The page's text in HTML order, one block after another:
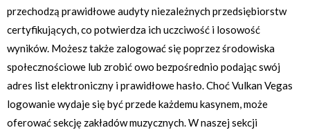
przechodzą prawidłowe audyty niezależnych przedsiębiorstw
certyfikujących, co potwierdza ich uczciwość i losowość
wyników. Możesz także zalogować się poprzez środowiska
społecznościowe lub zrobić owo bezpośrednio podając swój
adres list elektroniczny i prawidłowe hasło. Choć Vulkan Vegas
logowanie wydaje się być przede każdemu kasynem, może
oferować sekcję zakładów muzycznych. W naszej sekcji